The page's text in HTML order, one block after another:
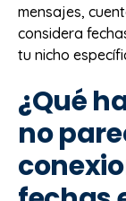
mensajes,
considera
tu nicho
¿Qué
no